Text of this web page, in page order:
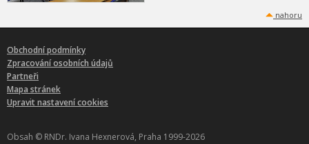
nahoru
Obchodní podmínky
Zpracování osobních údajů
Partneři
Mapa stránek
Upravit nastavení cookies
Obsah © RNDr. Ivana Hexnerová, Praha 1999-2026